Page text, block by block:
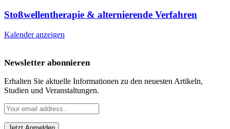
Stoßwellentherapie & alternierende Verfahren
Kalender anzeigen
Newsletter abonnieren
Erhalten Sie aktuelle Informationen zu den neuesten Artikeln,
Studien und Veranstaltungen.